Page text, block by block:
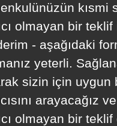
kısmi
olmayan bir
- aşağıdaki
yeterli.
sizin için uygun
arayacağız
olmayan bir